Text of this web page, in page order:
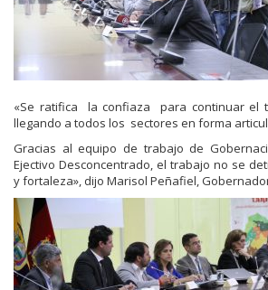
«Se ratifica la confiaza para continuar el
llegando a todos los sectores en forma
Gracias al equipo de trabajo de
Ejectivo Desconcentrado, el trabajo no se
y fortaleza», dijo Marisol Peñafiel,